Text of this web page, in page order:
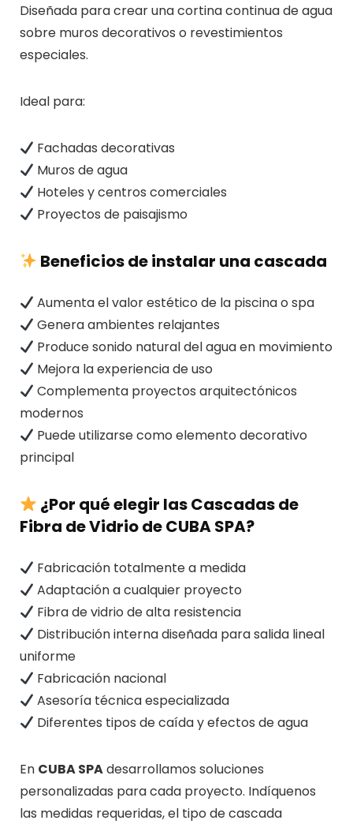
Diseñada para crear una cortina continua de agua
sobre muros decorativos o revestimientos
especiales.
Ideal para:
Fachadas decorativas
Muros de agua
Hoteles y centros comerciales
Proyectos de paisajismo
Beneficios de instalar una cascada
Aumenta el valor estético de la piscina o spa
Genera ambientes relajantes
Produce sonido natural del agua en movimiento
Mejora la experiencia de uso
Complementa proyectos arquitectónicos
modernos
Puede utilizarse como elemento decorativo
principal
¿Por qué elegir las Cascadas de
Fibra de Vidrio de CUBA SPA?
Fabricación totalmente a medida
Adaptación a cualquier proyecto
Fibra de vidrio de alta resistencia
Distribución interna diseñada para salida lineal
uniforme
Fabricación nacional
Asesoría técnica especializada
Diferentes tipos de caída y efectos de agua
En CUBA SPAdesarrollamos soluciones
personalizadas para cada proyecto. Indíquenos
las medidas requeridas, el tipo de cascada